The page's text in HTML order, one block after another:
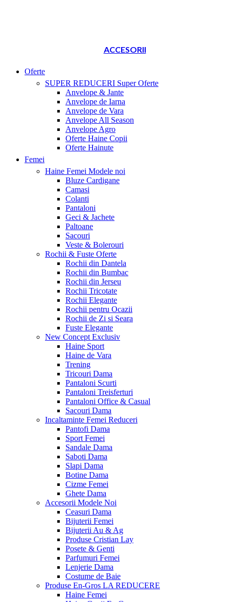
ACCESORII
Oferte
SUPER REDUCERI Super Oferte
Anvelope & Jante
Anvelope de Iarna
Anvelope de Vara
Anvelope All Season
Anvelope Agro
Oferte Haine Copii
Oferte Hainute
Femei
Haine Femei Modele noi
Bluze Cardigane
Camasi
Colanti
Pantaloni
Geci & Jachete
Paltoane
Sacouri
Veste & Bolerouri
Rochii & Fuste Oferte
Rochii din Dantela
Rochii din Bumbac
Rochii din Jerseu
Rochii Tricotate
Rochii Elegante
Rochii pentru Ocazii
Rochii de Zi si Seara
Fuste Elegante
New Concept Exclusiv
Haine Sport
Haine de Vara
Trening
Tricouri Dama
Pantaloni Scurti
Pantaloni Treisferturi
Pantaloni Office & Casual
Sacouri Dama
Incaltaminte Femei Reduceri
Pantofi Dama
Sport Femei
Sandale Dama
Saboti Dama
Slapi Dama
Botine Dama
Cizme Femei
Ghete Dama
Accesorii Modele Noi
Ceasuri Dama
Bijuterii Femei
Bijuterii Au & Ag
Produse Cristian Lay
Posete & Genti
Parfumuri Femei
Lenjerie Dama
Costume de Baie
Produse En-Gros LA REDUCERE
Haine Femei